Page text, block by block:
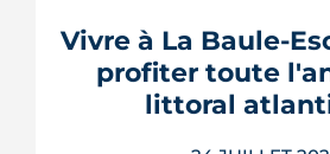
en Bail Réel Solidaire.
LIRE
Vivre à La Baule-
profiter toute
littoral